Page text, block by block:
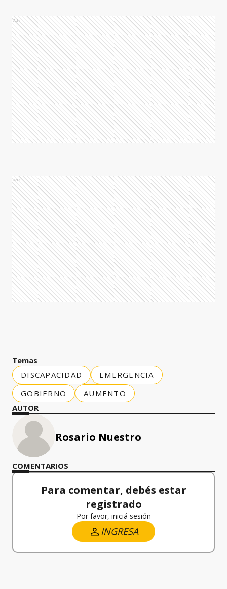
Ads
Ads
Temas
DISCAPACIDAD
EMERGENCIA
GOBIERNO
AUMENTO
AUTOR
Rosario Nuestro
COMENTARIOS
Para comentar, debés estar
registrado
Por favor, iniciá sesión
INGRESA